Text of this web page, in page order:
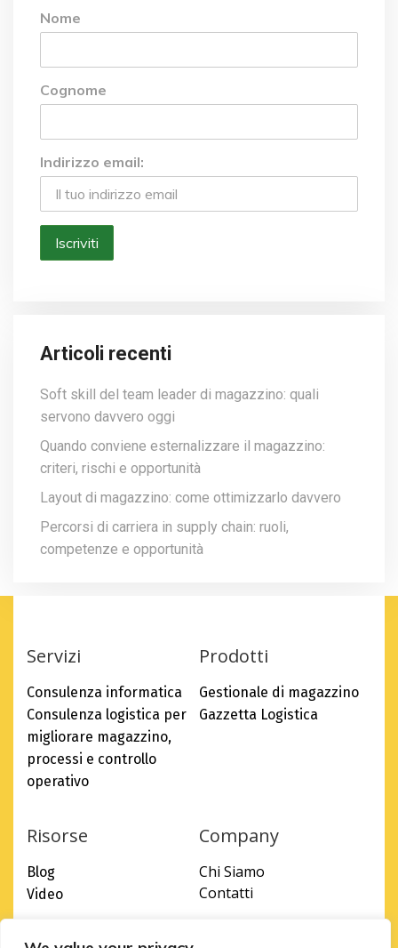
Nome
Cognome
Indirizzo email:
Articoli recenti
Soft skill del team leader di magazzino: quali
servono davvero oggi
Quando conviene esternalizzare il magazzino:
criteri, rischi e opportunità
Layout di magazzino: come ottimizzarlo davvero
Percorsi di carriera in supply chain: ruoli,
competenze e opportunità
Servizi
Consulenza informatica
Consulenza logistica per
migliorare magazzino,
processi e controllo
operativo
Prodotti
Gestionale di magazzino
Gazzetta Logistica
Risorse
Blog
Video
Company
Chi Siamo
Contatti